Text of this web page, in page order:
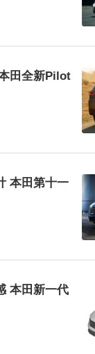
田全新Pilot
本田第十一
本田新一代